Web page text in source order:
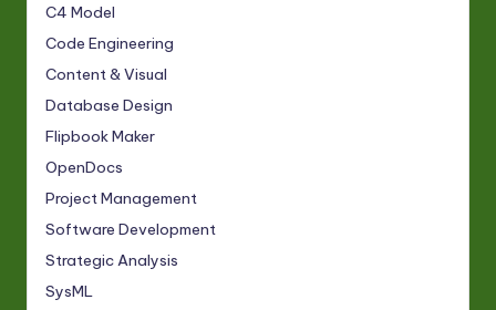
C4 Model
Code Engineering
Content & Visual
Database Design
Flipbook Maker
OpenDocs
Project Management
Software Development
Strategic Analysis
SysML